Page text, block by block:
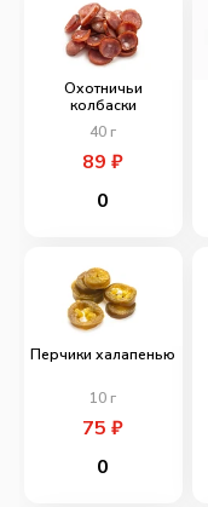
Охотничьи
колбаски
40 г
89₽
0
Перчики халапенью
10 г
75₽
0